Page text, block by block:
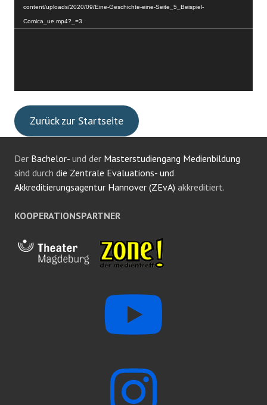
content/uploads/2020/09/Eine-Geschichte-eine-Seite_5_Beispiel-
Comica_ue.mp4?_=3
Zurück zur Startseite
Der Bachelor- und der Masterstudiengang Medienbildung
sind durch die Zentrale Evaluations- und
Akkreditierungsagentur Hannover (ZEvA) akkreditiert.
KOOPERATIONSPARTNER